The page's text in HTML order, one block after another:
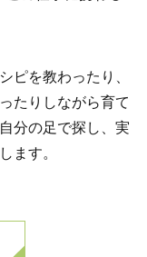
ピを教わったり、
たりしながら育て
分の足で探し、実
ます。